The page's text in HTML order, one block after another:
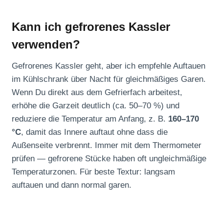
Kann ich gefrorenes Kassler
verwenden?
Gefrorenes Kassler geht, aber ich empfehle Auftauen
im Kühlschrank über Nacht für gleichmäßiges Garen.
Wenn Du direkt aus dem Gefrierfach arbeitest,
erhöhe die Garzeit deutlich (ca. 50–70 %) und
reduziere die Temperatur am Anfang, z. B. 160–170
°C, damit das Innere auftaut ohne dass die
Außenseite verbrennt. Immer mit dem Thermometer
prüfen — gefrorene Stücke haben oft ungleichmäßige
Temperaturzonen. Für beste Textur: langsam
auftauen und dann normal garen.